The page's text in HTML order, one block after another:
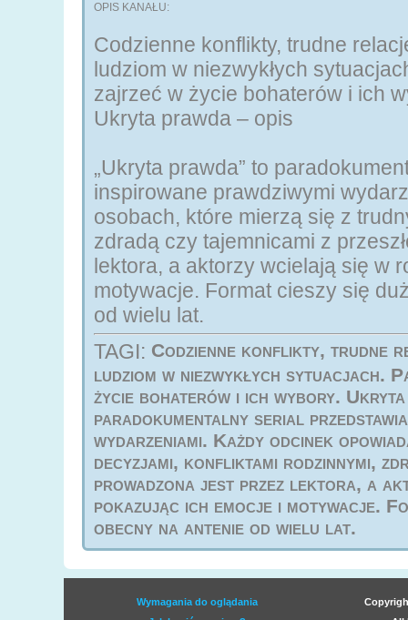
OPIS KANAŁU:
Codzienne konflikty, trudne
ludziom w niezwykłych
zajrzeć w życie bohaterów i ich
Ukryta prawda – opis
„Ukryta prawda” to
inspirowane prawdziwymi
osobach, które mierzą się z
zdradą czy tajemnicami z
lektora, a aktorzy wcielają się w
motywacje. Format cieszy się
od wielu lat.
TAGI: Codzienne konflikty, trudne
ludziom w niezwykłych sytuacjach.
życie bohaterów i ich wybory. Ukryta prawda –
paradokumentalny serial
wydarzeniami. Każdy odcinek
decyzjami, konfliktami rodzinnymi,
prowadzona jest przez lektora, a
pokazując ich emocje i motywacje.
obecny na antenie od wielu lat.
Wymagania do oglądania